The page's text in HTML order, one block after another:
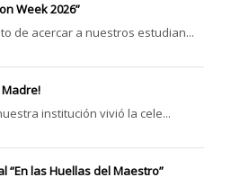
Week 2026”
de acercar a nuestros estudian...
Madre!
institución vivió la cele...
“En las Huellas del Maestro”